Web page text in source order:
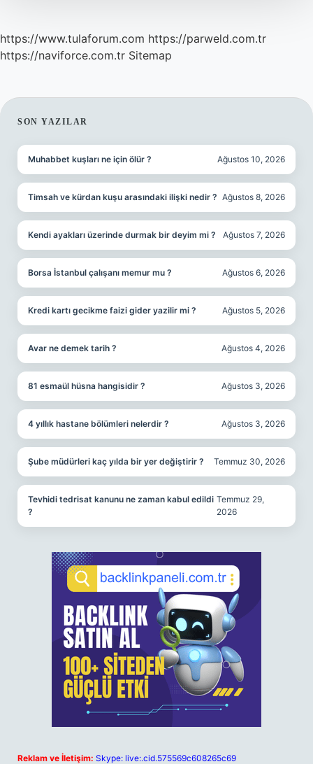
https://www.tulaforum.com https://parweld.com.tr
https://naviforce.com.tr Sitemap
SIDEBAR
SON YAZILAR
Muhabbet kuşları ne için ölür ? Ağustos 10, 2026
Timsah ve kürdan kuşu arasındaki ilişki nedir ? Ağustos 8, 2026
Kendi ayakları üzerinde durmak bir deyim mi ? Ağustos 7, 2026
Borsa İstanbul çalışanı memur mu ? Ağustos 6, 2026
Kredi kartı gecikme faizi gider yazilir mi ? Ağustos 5, 2026
Avar ne demek tarih ? Ağustos 4, 2026
81 esmaül hüsna hangisidir ? Ağustos 3, 2026
4 yıllık hastane bölümleri nelerdir ? Ağustos 3, 2026
Şube müdürleri kaç yılda bir yer değiştirir ? Temmuz 30, 2026
Tevhidi tedrisat kanunu ne zaman kabul edildi
?
Temmuz 29,
2026
Reklam ve İletişim: Skype: live:.cid.575569c608265c69